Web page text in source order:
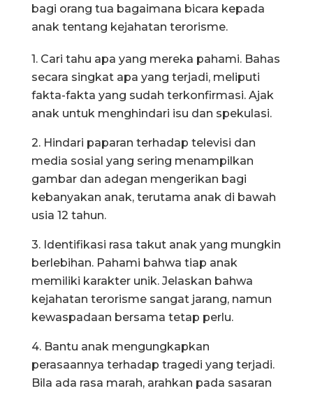
bagi orang tua bagaimana bicara kepada
anak tentang kejahatan terorisme.
1. Cari tahu apa yang mereka pahami. Bahas
secara singkat apa yang terjadi, meliputi
fakta-fakta yang sudah terkonfirmasi. Ajak
anak untuk menghindari isu dan spekulasi.
2. Hindari paparan terhadap televisi dan
media sosial yang sering menampilkan
gambar dan adegan mengerikan bagi
kebanyakan anak, terutama anak di bawah
usia 12 tahun.
3. Identifikasi rasa takut anak yang mungkin
berlebihan. Pahami bahwa tiap anak
memiliki karakter unik. Jelaskan bahwa
kejahatan terorisme sangat jarang, namun
kewaspadaan bersama tetap perlu.
4. Bantu anak mengungkapkan
perasaannya terhadap tragedi yang terjadi.
Bila ada rasa marah, arahkan pada sasaran